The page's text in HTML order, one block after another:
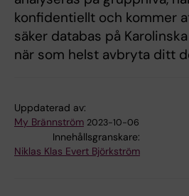
konfidentiellt och kommer
säker databas på
när som helst avbryta ditt
Uppdaterad av:
My Brännström 2023-10-06
Innehållsgranskare:
Niklas Klas Evert Björkström